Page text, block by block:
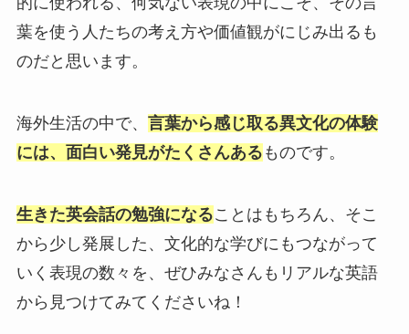
葉を使う人たちの考え方や価値観がにじみ出るも
のだと思います。
海外生活の中で、 言葉から感じ取る異文化の体験
には、面白い発見がたくさんある ものです。
生きた英会話の勉強になることはもちろん、そこ
から少し発展した、文化的な学びにもつながって
いく表現の数々を、ぜひみなさんもリアルな英語
から見つけてみてくださいね！